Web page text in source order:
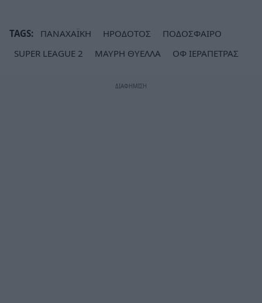
TAGS: ΠΑΝΑΧΑΪΚΗ ΗΡΟΔΟΤΟΣ
ΠΟΔΟΣΦΑΙΡΟ
SUPER LEAGUE 2
ΜΑΥΡΗ ΘΥΕΛΛΑ ΟΦ ΙΕΡΑΠΕΤΡΑΣ